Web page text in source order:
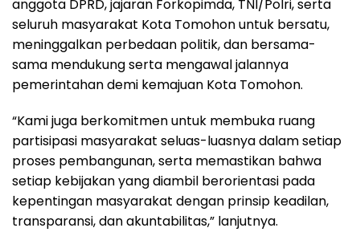
anggota DPRD, jajaran Forkopimda, TNI/Polri, serta
seluruh masyarakat Kota Tomohon untuk bersatu,
meninggalkan perbedaan politik, dan bersama-
sama mendukung serta mengawal jalannya
pemerintahan demi kemajuan Kota Tomohon.
“Kami juga berkomitmen untuk membuka ruang
partisipasi masyarakat seluas-luasnya dalam setiap
proses pembangunan, serta memastikan bahwa
setiap kebijakan yang diambil berorientasi pada
kepentingan masyarakat dengan prinsip keadilan,
transparansi, dan akuntabilitas,” lanjutnya.